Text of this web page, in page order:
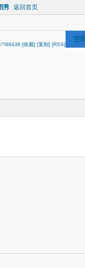
秀 返回首页
?98438 [收藏] [复制] [RSS]
空